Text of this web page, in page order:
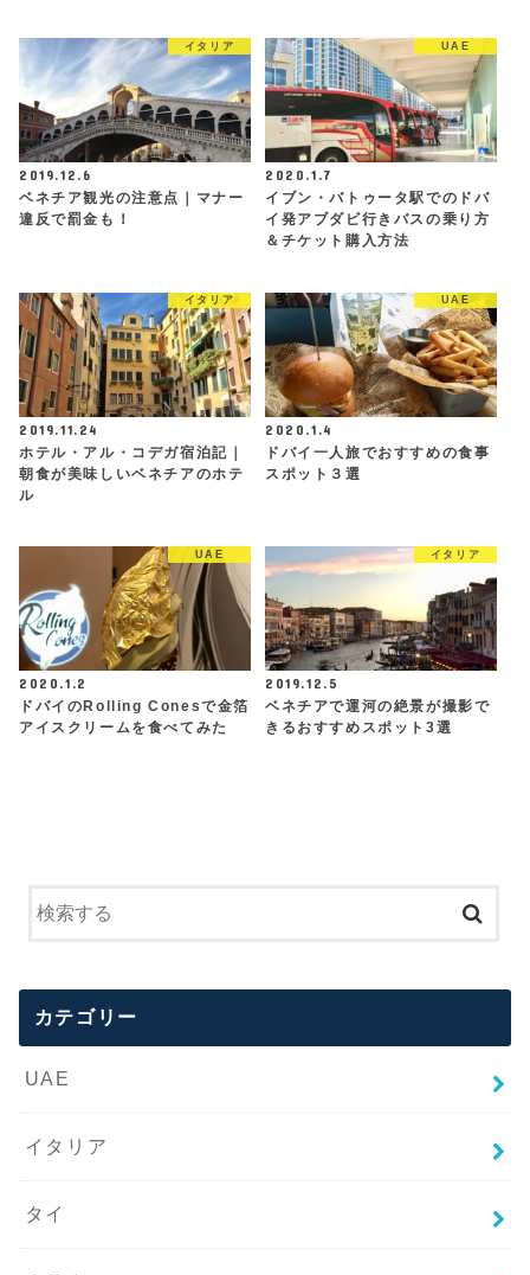
イタリア
2019.12.6
ベネチア観光の注意点｜マナー
違反で罰金も！
UAE
2020.1.7
イブン・バトゥータ駅でのドバ
イ発アブダビ行きバスの乗り方
＆チケット購入方法
イタリア
2019.11.24
ホテル・アル・コデガ宿泊記｜
朝食が美味しいベネチアのホテ
ル
UAE
2020.1.4
ドバイ一人旅でおすすめの食事
スポット３選
UAE
2020.1.2
ドバイのRolling Conesで金箔
アイスクリームを食べてみた
イタリア
2019.12.5
ベネチアで運河の絶景が撮影で
きるおすすめスポット3選
カテゴリー
UAE
イタリア
タイ